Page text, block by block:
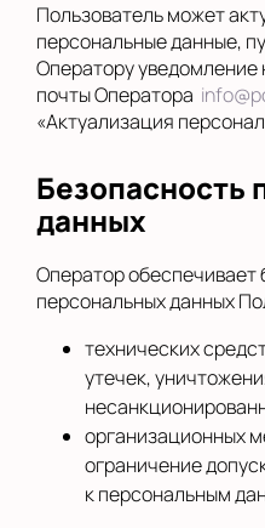
Пользователь может
персональные данные,
Оператору уведомление
почты Оператора
«Актуализация
Безопасность
данных
Оператор обеспечивает
персональных данных
технических
утечек,
организационных
ограничение
к персональным